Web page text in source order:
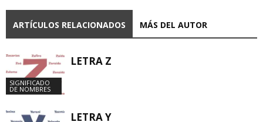
ARTÍCULOS RELACIONADOS MÁS DEL AUTOR
SIGNIFICADO
DE NOMBRES
LETRA Z
LETRA Y